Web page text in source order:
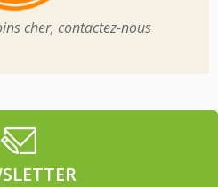
cher, contactez-nous